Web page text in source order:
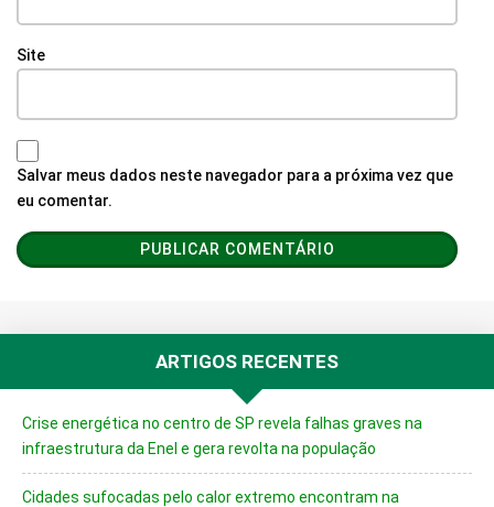
Site
Salvar meus dados neste navegador para a próxima vez que
eu comentar.
ARTIGOS RECENTES
Crise energética no centro de SP revela falhas graves na
infraestrutura da Enel e gera revolta na população
Cidades sufocadas pelo calor extremo encontram na